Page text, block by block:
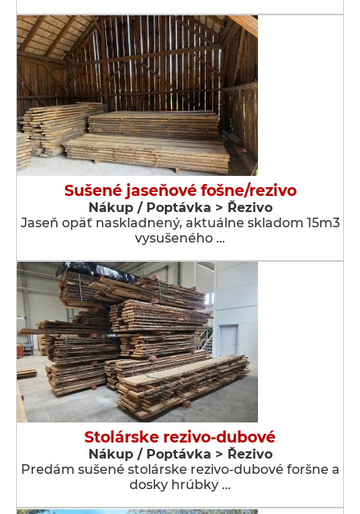
Sušené jaseňové fošne/rezivo
Nákup / Poptávka > Řezivo
Jaseň opäť naskladnený, aktuálne skladom 15m3
vysušeného …
Stolárske rezivo-dubové
Nákup / Poptávka > Řezivo
Predám sušené stolárske rezivo-dubové foršne a
dosky hrúbky …